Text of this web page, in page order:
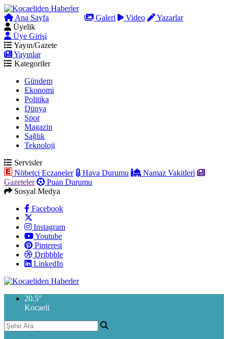
Ana Sayfa Galeri Video
Yazarlar
Üyelik
Üye Girişi
Yayın/Gazete
Yayınlar
Kategoriler
Gündem
Ekonomi
Politika
Dünya
Spor
Magazin
Sağlık
Teknoloji
Servisler
Nöbetçi Eczaneler
Hava Durumu
Namaz Vakitleri
Gazeteler
Puan Durumu
Sosyal Medya
Facebook
Instagram
Youtube
Pinterest
Dribbble
LinkedIn
20.5°
Kocaeli